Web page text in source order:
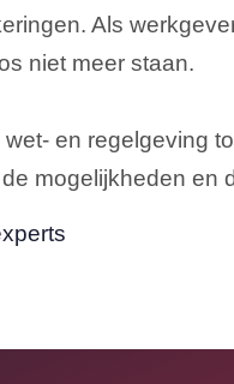
Als
niet meer staan.
en regelgeving
mogelijkheden en